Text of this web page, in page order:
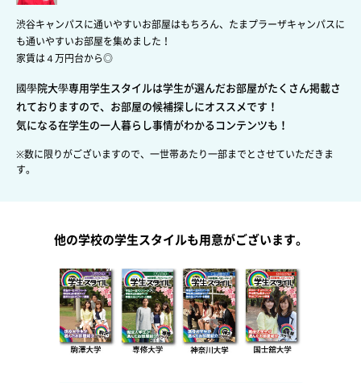
渋谷キャンパスに通いやすいお部屋はもちろん、たまプラーザキャンパスに
も通いやすいお部屋を集めました！
家賃は４万円台から◎
國學院大學専用学生スタイルは学生が選んだお部屋がたくさん掲載さ
れておりますので、お部屋の候補探しにオススメです！
気になる在学生の一人暮らし事情がわかるコンテンツも！
※数に限りがございますので、一世帯あたり一部までとさせていただきま
す。
他の学校の学生スタイルも用意がございます。